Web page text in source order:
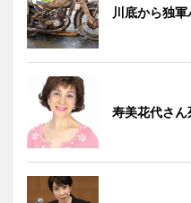
川底から独軍
寿美花代さ